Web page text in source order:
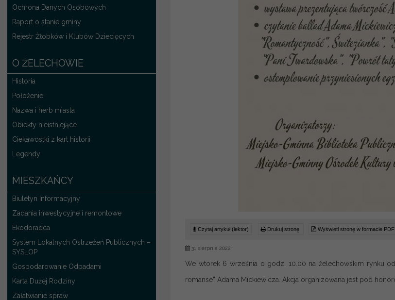
Ochrona Danych Osobowych
Raport o stanie gminy
Rejestr Żłobków i Klubów Dziecięcych
O ŻELECHOWIE
Historia
Położenie
Nazwa i herb miasta
Obiekty nieistniejące
Ciekawostki z kart historii
Legendy
MIESZKAŃCY
Biuletyn Informacyjny
Zadania inwestycyjne i remontowe
Ekodoradca
System Lokalnych Ostrzeżeń Publicznych –
SYSLOP
Gospodarowanie Odpadami
Karta Dużej Rodziny
Załatwianie spraw
Czytaj artykuł (lektor) Drukuj stronę Wyświetl stronę w formacie PDF
31 sierpnia 2022
We wtorek 6 września o godz. 10.00 na żelechowskim rynku
romanse” Adama Mickiewicza. Akcja organizowana jest pod